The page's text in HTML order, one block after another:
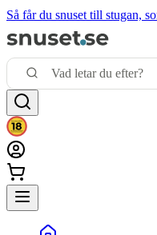
Så får du snuset till stugan,